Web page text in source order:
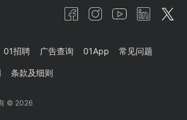
01招聘 广告查询 01App 常见问题
条款及细则
© 2026